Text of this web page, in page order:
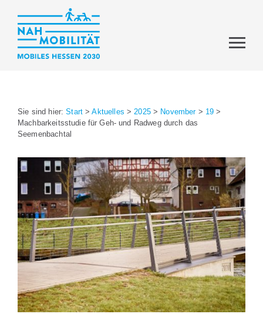
Sie sind hier:Start >Aktuelles >2025> November> 19 >
Machbarkeitsstudie für Geh- und Radweg durch das
Seemenbachtal